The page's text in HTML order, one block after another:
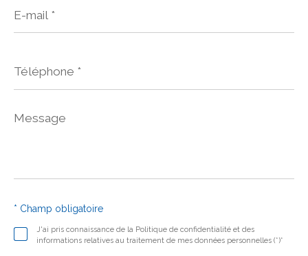
mail
*
Message
*
J'ai pris connaissance de la Politique de confidentialité et des
informations relatives au traitement de mes données personnelles (*)*
* Champ obligatoire